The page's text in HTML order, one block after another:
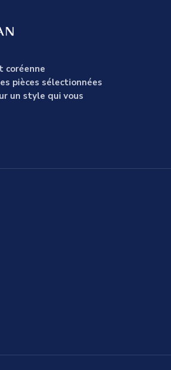
coréenne
pièces sélectionnées
un style qui vous